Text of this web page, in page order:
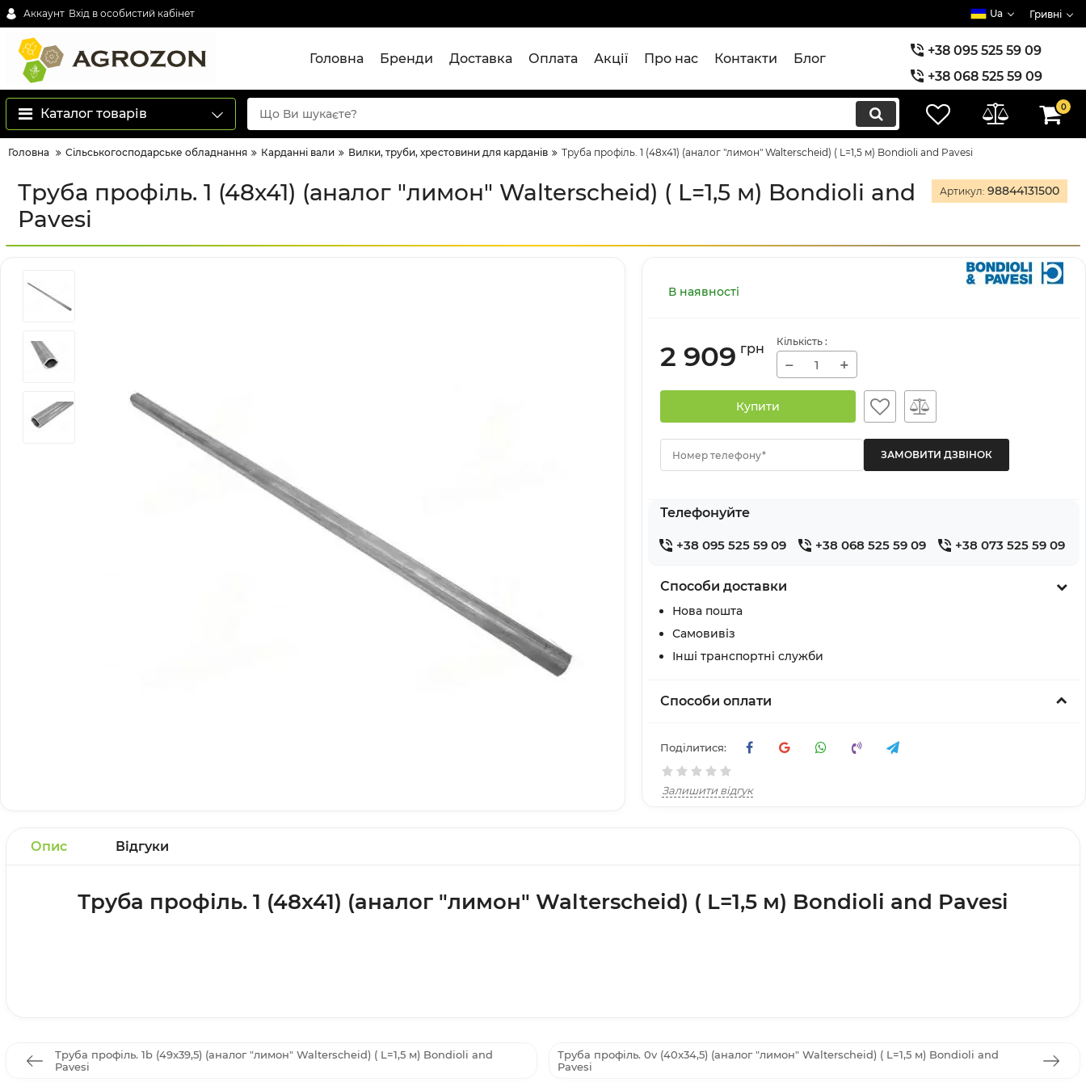
Аккаунт Вхід в особистий кабінет Ua Гривні
Головна Бренди Доставка Оплата Акції Про нас Контакти Блог
+38 095 525 59 09
+38 068 525 59 09
+38 073 525 59 09
Каталог товарів 0
Головна Сільськогосподарське обладнання Карданні вали Вилки, труби, хрестовини для карданів Труба профіль. 1 (48x41) (аналог "лимон" Walterscheid) ( L=1,5 м) Bondioli and Pavesi
Труба профіль. 1 (48x41) (аналог "лимон" Walterscheid) ( L=1,5 м) Bondioli and
Pavesi
Артикул: 98844131500
В наявності
2 909 грн Кількість :
− +
Купити
Номер телефону*
Телефонуйте
+38 095 525 59 09 +38 068 525 59 09 +38 073 525 59 09
Способи доставки
Нова пошта
Самовивіз
Інші транспортні служби
Способи оплати
Поділитися:
Залишити відгук
Опис Відгуки
Труба профіль. 1 (48x41) (аналог "лимон" Walterscheid) ( L=1,5 м) Bondioli and Pavesi
Труба профіль. 1b (49x39,5) (аналог "лимон" Walterscheid) ( L=1,5 м) Bondioli and
Pavesi
Труба профіль. 0v (40x34,5) (аналог "лимон" Walterscheid) ( L=1,5 м) Bondioli and
Pavesi